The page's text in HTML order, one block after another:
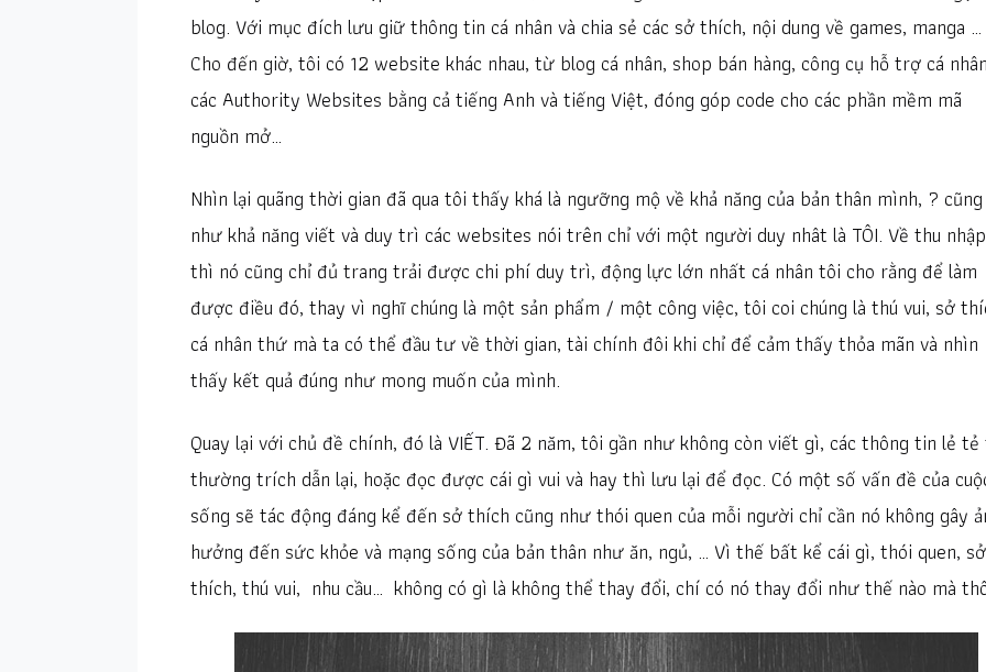
blog. Với mục đích lưu giữ thông tin cá nhân và chia sẻ các sở thích, nội dung về games, manga …
Cho đến giờ, tôi có 12 website khác nhau, từ blog cá nhân, shop bán hàng, công cụ hỗ trợ cá
các Authority Websites bằng cả tiếng Anh và tiếng Việt, đóng góp code cho các phần mềm mã
nguồn mở…
Nhìn lại quãng thời gian đã qua tôi thấy khá là ngưỡng mộ về khả năng của bản thân mình, ? cũng
như khả năng viết và duy trì các websites nói trên chỉ với một người duy nhât là TÔI. Về thu nhập
thì nó cũng chỉ đủ trang trải được chi phí duy trì, động lực lớn nhất cá nhân tôi cho rằng để làm
được điều đó, thay vì nghĩ chúng là một sản phẩm / một công việc, tôi coi chúng là thú vui, sở
cá nhân thứ mà ta có thể đầu tư về thời gian, tài chính đôi khi chỉ để cảm thấy thỏa mãn và nhìn
thấy kết quả đúng như mong muốn của mình.
Quay lại với chủ đề chính, đó là VIẾT. Đã 2 năm, tôi gần như không còn viết gì, các thông tin lẻ
thường trích dẫn lại, hoặc đọc được cái gì vui và hay thì lưu lại để đọc. Có một số vấn đề của
sống sẽ tác động đáng kể đến sở thích cũng như thói quen của mỗi người chỉ cần nó không gây
hưởng đến sức khỏe và mạng sống của bản thân như ăn, ngủ, … Vì thế bất kể cái gì, thói quen, sở
thích, thú vui, nhu cầu… không có gì là không thể thay đổi, chí có nó thay đổi như thế nào mà